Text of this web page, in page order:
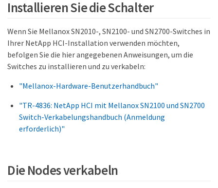
Installieren Sie die Schalter
Wenn Sie Mellanox SN2010-, SN2100- und SN2700-Switches in
Ihrer NetApp HCI-Installation verwenden möchten,
befolgen Sie die hier angegebenen Anweisungen, um die
Switches zu installieren und zu verkabeln:
"Mellanox-Hardware-Benutzerhandbuch"
"TR-4836: NetApp HCI mit Mellanox SN2100 und SN2700
Switch-Verkabelungshandbuch (Anmeldung
erforderlich)"
Die Nodes verkabeln